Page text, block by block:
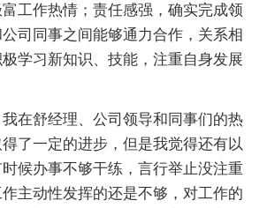
工作热情；责任感强，确实完成领
司同事之间能够通力合作，关系相
学习新知识、技能，注重自身发展
在舒经理、公司领导和同事们的热
了一定的进步，但是我觉得还有以
候办事不够干练，言行举止没注重
主动性发挥的还是不够，对工作的